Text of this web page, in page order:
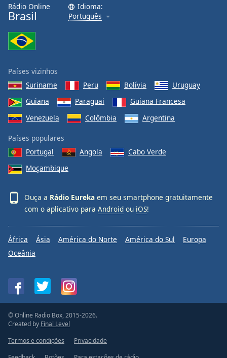
Rádio Online
Brasil
Idioma:
Português
Países vizinhos
Suriname
Peru Bolívia
Uruguay
Guiana
Paraguai
Guiana Francesa
Venezuela
Colômbia Argentina
Países populares
Portugal
Angola
Cabo Verde
Moçambique
Ouça a Rádio Eureka em seu smartphone gratuitamente
com o aplicativo para Android ou iOS!
África Ásia América do Norte América do Sul
Europa
Oceânia
© Online Radio Box, 2015-2026.
Created by Final Level
Termos e condições
Privacidade